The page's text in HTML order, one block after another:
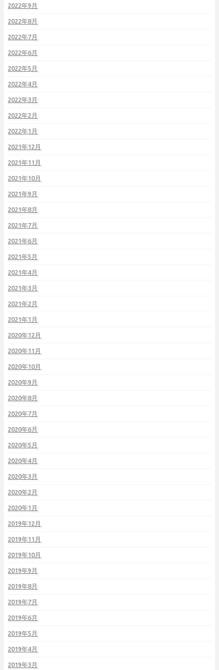
2022年9月
2022年8月
2022年7月
2022年6月
2022年5月
2022年4月
2022年3月
2022年2月
2022年1月
2021年12月
2021年11月
2021年10月
2021年9月
2021年8月
2021年7月
2021年6月
2021年5月
2021年4月
2021年3月
2021年2月
2021年1月
2020年12月
2020年11月
2020年10月
2020年9月
2020年8月
2020年7月
2020年6月
2020年5月
2020年4月
2020年3月
2020年2月
2020年1月
2019年12月
2019年11月
2019年10月
2019年9月
2019年8月
2019年7月
2019年6月
2019年5月
2019年4月
2019年3月